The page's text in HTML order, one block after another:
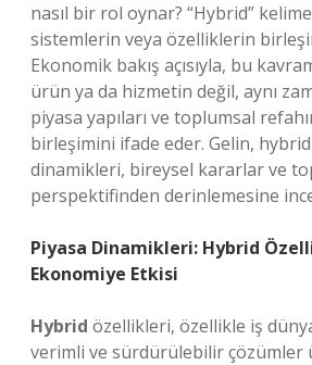
nasıl bir rol oynar? “Hybrid”
sistemlerin veya özelliklerin
Ekonomik bakış açısıyla, bu
ürün ya da hizmetin değil, aynı
piyasa yapıları ve toplumsal
birleşimini ifade eder. Gelin,
dinamikleri, bireysel kararlar ve
perspektifinden derinlemesine
Piyasa Dinamikleri: Hybrid
Ekonomiye Etkisi
Hybrid özellikleri, özellikle iş
verimli ve sürdürülebilir çözümler